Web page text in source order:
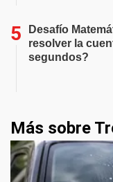
Desafío
resolver la
segundos?
Más sobre